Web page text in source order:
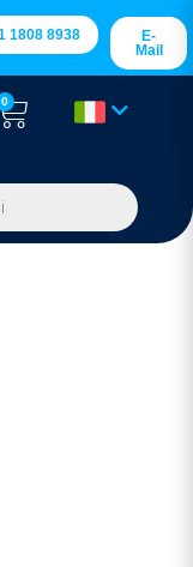
1808 8938
E-
Mail
0